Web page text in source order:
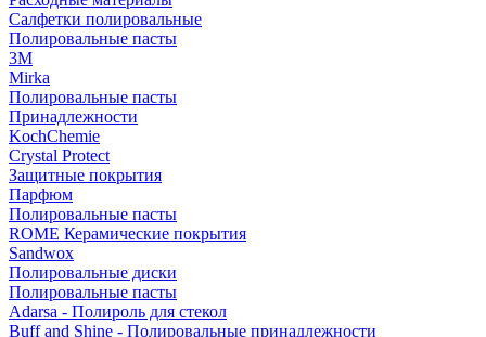
Салфетки полировальные
Полировальные пасты
3М
Mirka
Полировальные пасты
Принадлежности
KochChemie
Crystal Protect
Защитные покрытия
Парфюм
Полировальные пасты
ROME Керамические покрытия
Sandwox
Полировальные диски
Полировальные пасты
Adarsa - Полироль для стекол
Buff and Shine - Полировальные принадлежности